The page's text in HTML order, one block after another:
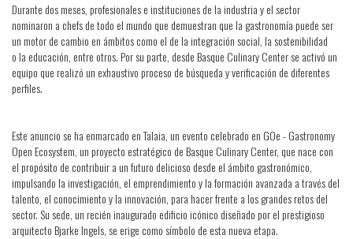
Durante dos meses, profesionales e instituciones de la industria y el sector
nominaron a chefs de todo el mundo que demuestran que la gastronomía puede ser
un motor de cambio en ámbitos como el de la integración social, la sostenibilidad
o la educación, entre otros. Por su parte, desde Basque Culinary Center se activó un
equipo que realizó un exhaustivo proceso de búsqueda y verificación de diferentes
perfiles.
Este anuncio se ha enmarcado en Talaia, un evento celebrado en GOe - Gastronomy
Open Ecosystem, un proyecto estratégico de Basque Culinary Center, que nace con
el propósito de contribuir a un futuro delicioso desde el ámbito gastronómico,
impulsando la investigación, el emprendimiento y la formación avanzada a través del
talento, el conocimiento y la innovación, para hacer frente a los grandes retos del
sector. Su sede, un recién inaugurado edificio icónico diseñado por el prestigioso
arquitecto Bjarke Ingels, se erige como símbolo de esta nueva etapa.